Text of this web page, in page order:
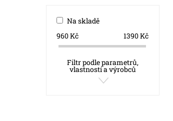
Na skladě
960Kč 1390Kč
Filtr podle parametrů,
vlastností a výrobců